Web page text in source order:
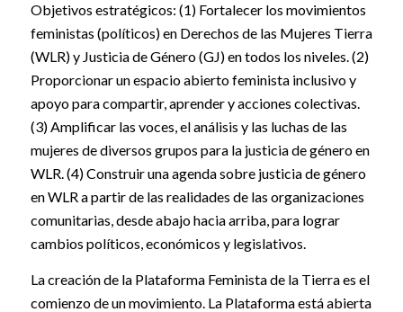
Objetivos estratégicos: (1) Fortalecer los movimientos
feministas (políticos) en Derechos de las Mujeres Tierra
(WLR) y Justicia de Género (GJ) en todos los niveles. (2)
Proporcionar un espacio abierto feminista inclusivo y
apoyo para compartir, aprender y acciones colectivas.
(3) Amplificar las voces, el análisis y las luchas de las
mujeres de diversos grupos para la justicia de género en
WLR. (4) Construir una agenda sobre justicia de género
en WLR a partir de las realidades de las organizaciones
comunitarias, desde abajo hacia arriba, para lograr
cambios políticos, económicos y legislativos.
La creación de la Plataforma Feminista de la Tierra es el
comienzo de un movimiento. La Plataforma está abierta